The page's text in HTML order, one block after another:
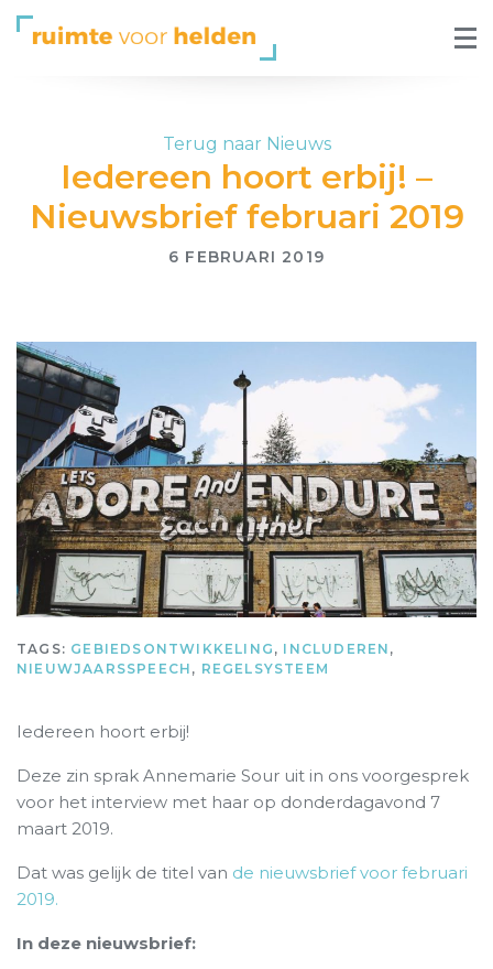
Terug naar Nieuws
Iedereen hoort erbij! –
Nieuwsbrief februari 2019
6 FEBRUARI 2019
TAGS: GEBIEDSONTWIKKELING , INCLUDEREN ,
NIEUWJAARSSPEECH , REGELSYSTEEM
Iedereen hoort erbij!
Deze zin sprak Annemarie Sour uit in ons voorgesprek
voor het interview met haar op donderdagavond 7
maart 2019.
Dat was gelijk de titel van de nieuwsbrief voor februari
2019.
In deze nieuwsbrief: